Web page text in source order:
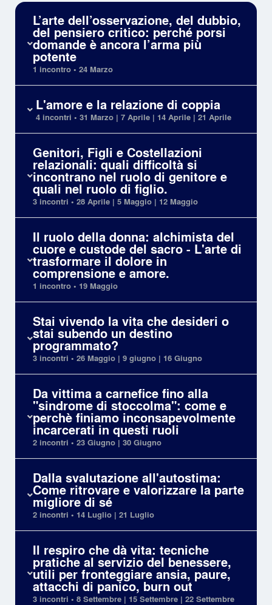
L’arte dell’osservazione, del dubbio,
del pensiero critico: perché porsi
domande è ancora l’arma più
potente
1 incontro • 24 Marzo
L'amore e la relazione di coppia
4 incontri • 31 Marzo | 7 Aprile | 14 Aprile | 21 Aprile
Genitori, Figli e Costellazioni
relazionali: quali difficoltà si
incontrano nel ruolo di genitore e
quali nel ruolo di figlio.
3 incontri • 28 Aprile | 5 Maggio | 12 Maggio
Il ruolo della donna: alchimista del
cuore e custode del sacro - L'arte di
trasformare il dolore in
comprensione e amore.
1 incontro • 19 Maggio
Stai vivendo la vita che desideri o
stai subendo un destino
programmato?
3 incontri • 26 Maggio | 9 giugno | 16 Giugno
Da vittima a carnefice fino alla
"sindrome di stoccolma": come e
perchè finiamo inconsapevolmente
incarcerati in questi ruoli
2 incontri • 23 Giugno | 30 Giugno
Dalla svalutazione all'autostima:
Come ritrovare e valorizzare la parte
migliore di sé
2 incontri • 14 Luglio | 21 Luglio
Il respiro che dà vita: tecniche
pratiche al servizio del benessere,
utili per fronteggiare ansia, paure,
attacchi di panico, burn out
3 incontri • 8 Settembre | 15 Settembre | 22 Settembre